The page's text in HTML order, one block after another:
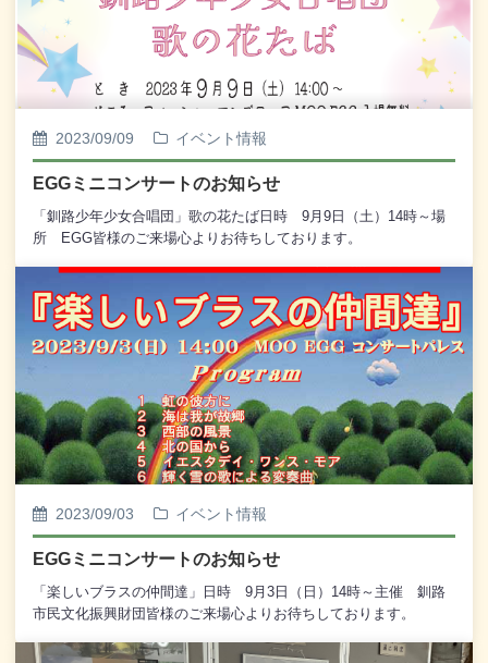
2023/09/09 イベント情報
EGGミニコンサートのお知らせ
「釧路少年少女合唱団」歌の花たば日時 9月9日（土）14時～場
所 EGG皆様のご来場心よりお待ちしております。
2023/09/03 イベント情報
EGGミニコンサートのお知らせ
「楽しいブラスの仲間達」日時 9月3日（日）14時～主催 釧路
市民文化振興財団皆様のご来場心よりお待ちしております。